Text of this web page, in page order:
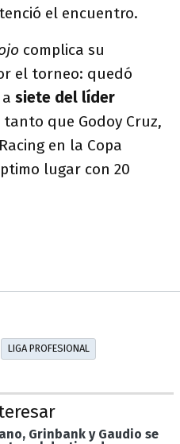
el encuentro.
complica su
el torneo: quedó
siete del líder
tanto que Godoy Cruz,
en la Copa
lugar con 20
LIGA PROFESIONAL
Grinbank y Gaudio se